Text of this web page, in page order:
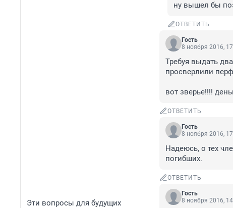
Эти вопросы для будущих
ну вышел бы
ОТВЕТИТЬ
Гость
8 ноября 2016,
Требуя выдать
просверлили
вот зверье!!!!
ОТВЕТИТЬ
Гость
8 ноября 2016,
Надеюсь, о тех
погибших.
ОТВЕТИТЬ
Гость
8 ноября 2016,